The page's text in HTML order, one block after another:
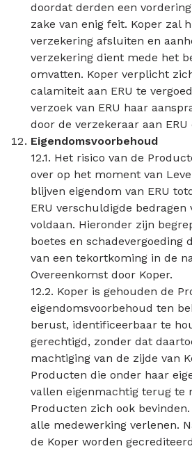
doordat derden een
zake van enig feit. Koper zal
verzekering afsluiten en
verzekering dient mede het
omvatten. Koper verplicht
calamiteit aan ERU te
verzoek van ERU haar
door de verzekeraar aan ERU
Eigendomsvoorbehoud
12.1. Het risico van de
over op het moment van
blijven eigendom van ERU
ERU verschuldigde bedragen
voldaan. Hieronder zijn
boetes en schadevergoeding
van een tekortkoming in de
Overeenkomst door Koper.
12.2. Koper is gehouden de
eigendomsvoorbehoud ten
berust, identificeerbaar te
gerechtigd, zonder dat
machtiging van de zijde van
Producten die onder haar
vallen eigenmachtig terug te
Producten zich ook
alle medewerking verlenen.
de Koper worden